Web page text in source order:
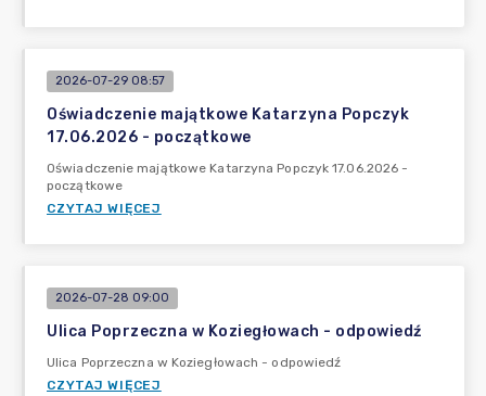
2026-07-29 08:57
Oświadczenie majątkowe Katarzyna Popczyk
17.06.2026 - początkowe
Oświadczenie majątkowe Katarzyna Popczyk 17.06.2026 -
początkowe
CZYTAJ WIĘCEJ
2026-07-28 09:00
Ulica Poprzeczna w Koziegłowach - odpowiedź
Ulica Poprzeczna w Koziegłowach - odpowiedź
CZYTAJ WIĘCEJ